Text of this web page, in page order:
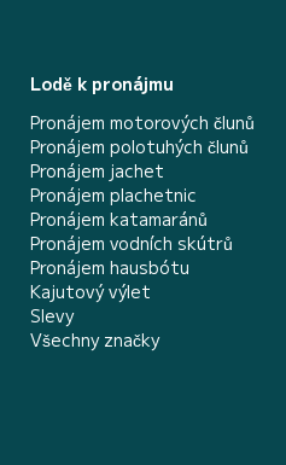
Lodě k pronájmu
Pronájem motorových člunů
Pronájem polotuhých člunů
Pronájem jachet
Pronájem plachetnic
Pronájem katamaránů
Pronájem vodních skútrů
Pronájem hausbótu
Kajutový výlet
Slevy
Všechny značky